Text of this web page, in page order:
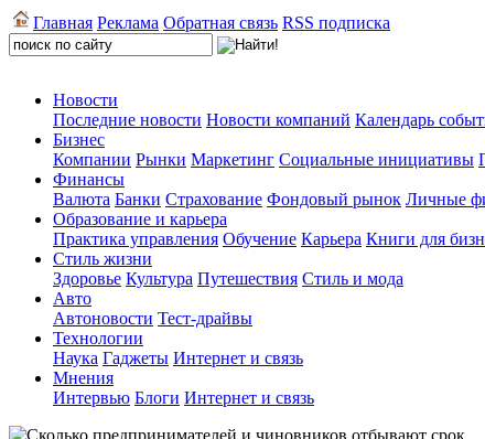
Главная Реклама Обратная связь RSS подписка
Новости
Последние новости Новости компаний Календарь
Бизнес
Компании Рынки Маркетинг Социальные инициативы
Финансы
Валюта Банки Страхование Фондовый рынок Личные
Образование и карьера
Практика управления Обучение Карьера Книги для
Стиль жизни
Здоровье Культура Путешествия Стиль и мода
Авто
Автоновости Тест-драйвы
Технологии
Наука Гаджеты Интернет и связь
Мнения
Интервью Блоги Интернет и связь